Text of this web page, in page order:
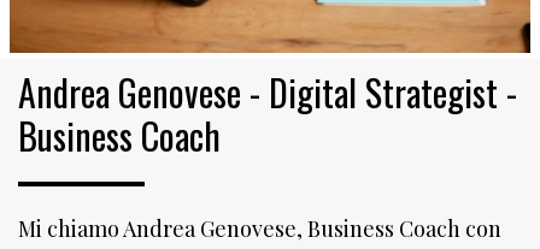
Andrea Genovese - Digital Strategist -
Business Coach
Mi chiamo Andrea Genovese, Business Coach con